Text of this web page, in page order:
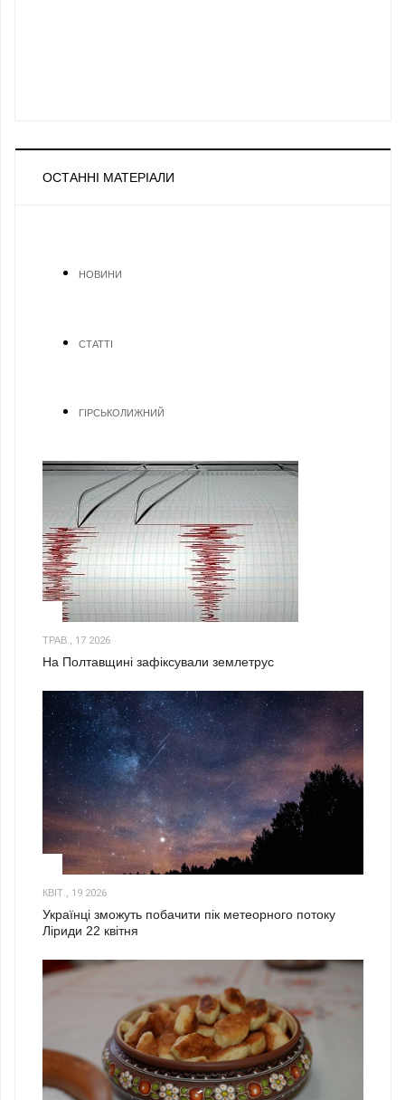
ОСТАННІ МАТЕРІАЛИ
НОВИНИ
СТАТТІ
ГІРСЬКОЛИЖНИЙ
ТРАВ., 17 2026
На Полтавщині зафіксували землетрус
КВІТ., 19 2026
Українці зможуть побачити пік метеорного потоку
Ліриди 22 квітня